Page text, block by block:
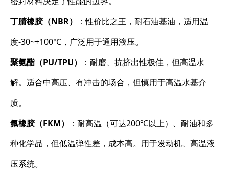
丁腈橡胶（NBR）
：性价比之王，耐石油基油，适用温
度-30~+100℃，广泛用于通用液压。
聚氨酯（PU/TPU）
：耐磨、抗挤出性极佳，但高温水
解。适合中高压、有冲击的场合，但慎用于高温水基介
质。
氟橡胶（FKM）
：耐高温（可达200℃以上）、耐油和多
种化学品，但低温弹性差，成本高。用于发动机、高温液
压系统。